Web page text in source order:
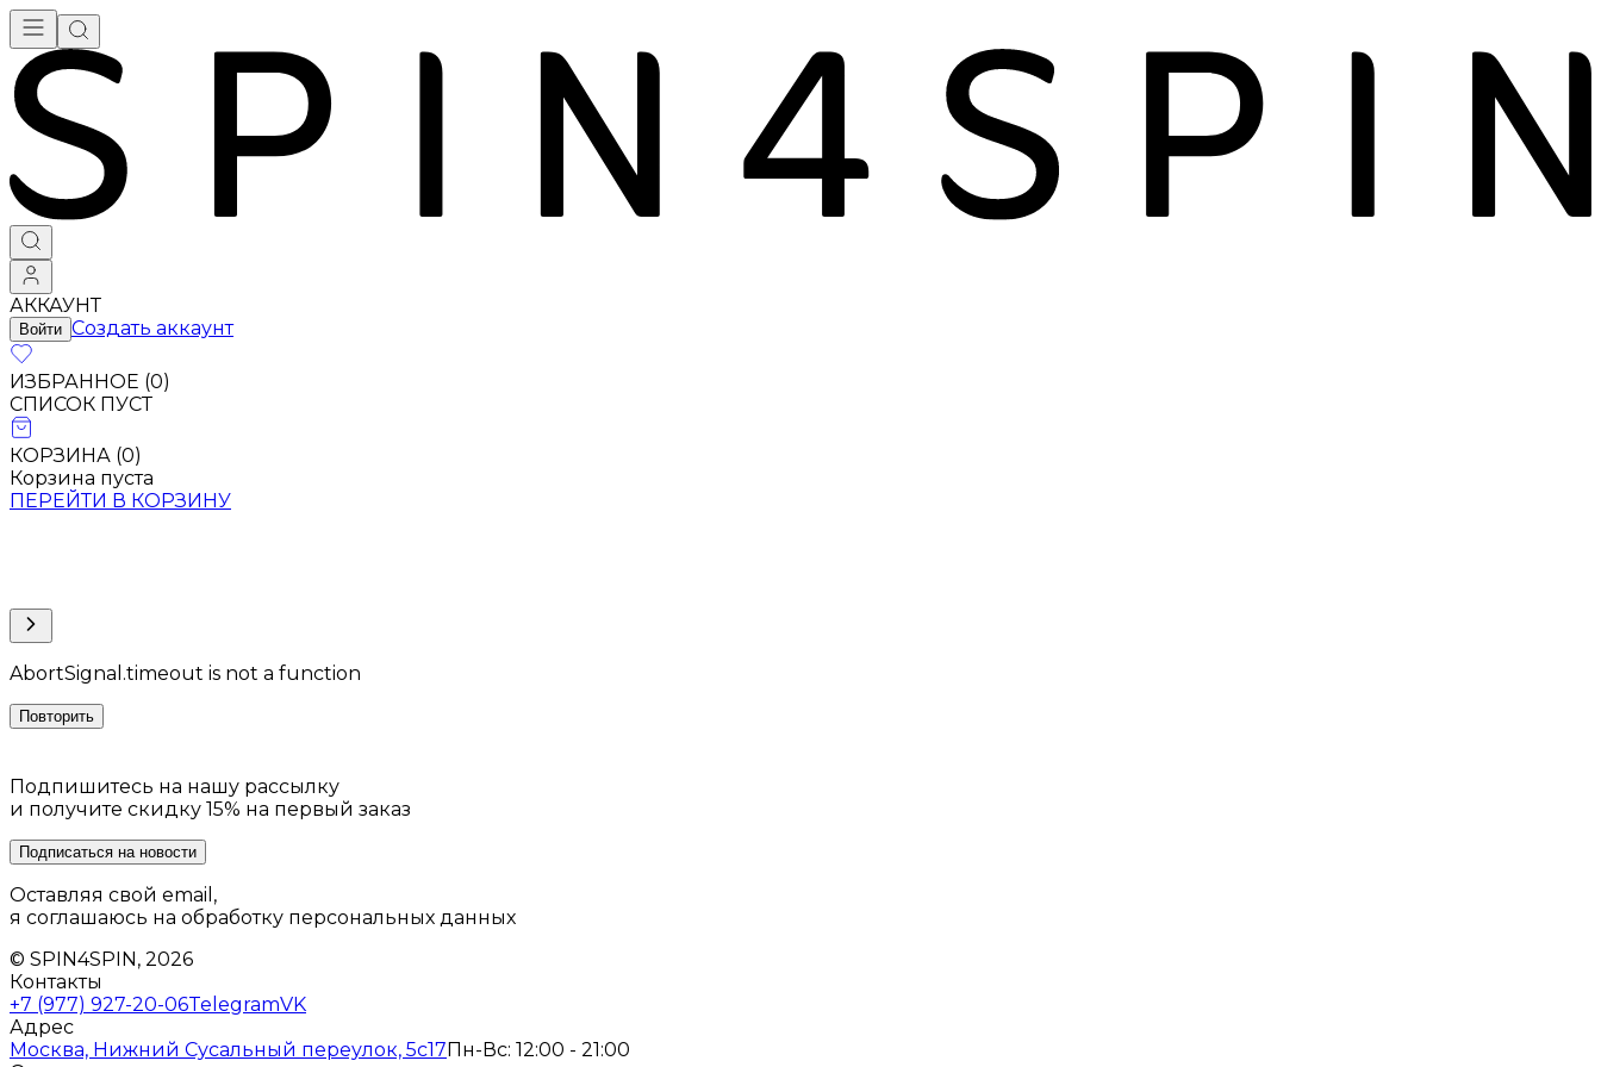
АККАУНТ
Войти Создать аккаунт
ИЗБРАННОЕ (0)
СПИСОК ПУСТ
КОРЗИНА (0)
Корзина пуста
ПЕРЕЙТИ В КОРЗИНУ
AbortSignal.timeout is not a function
Повторить
Подпишитесь на нашу рассылку
и получите скидку 15% на первый заказ
Подписаться на новости
Оставляя свой email,
я соглашаюсь на обработку персональных данных
© SPIN4SPIN, 2026
Контакты
+7 (977) 927-20-06TelegramVK
Адрес
Москва, Нижний Сусальный переулок, 5с17 Пн-Вс: 12:00 - 21:00